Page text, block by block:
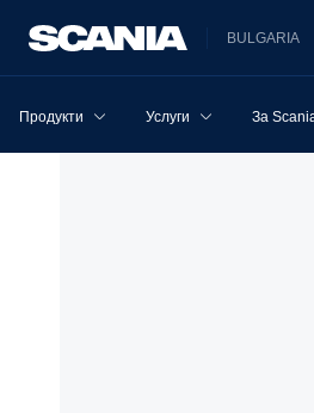
BULGARIA
Продукти Услуги За